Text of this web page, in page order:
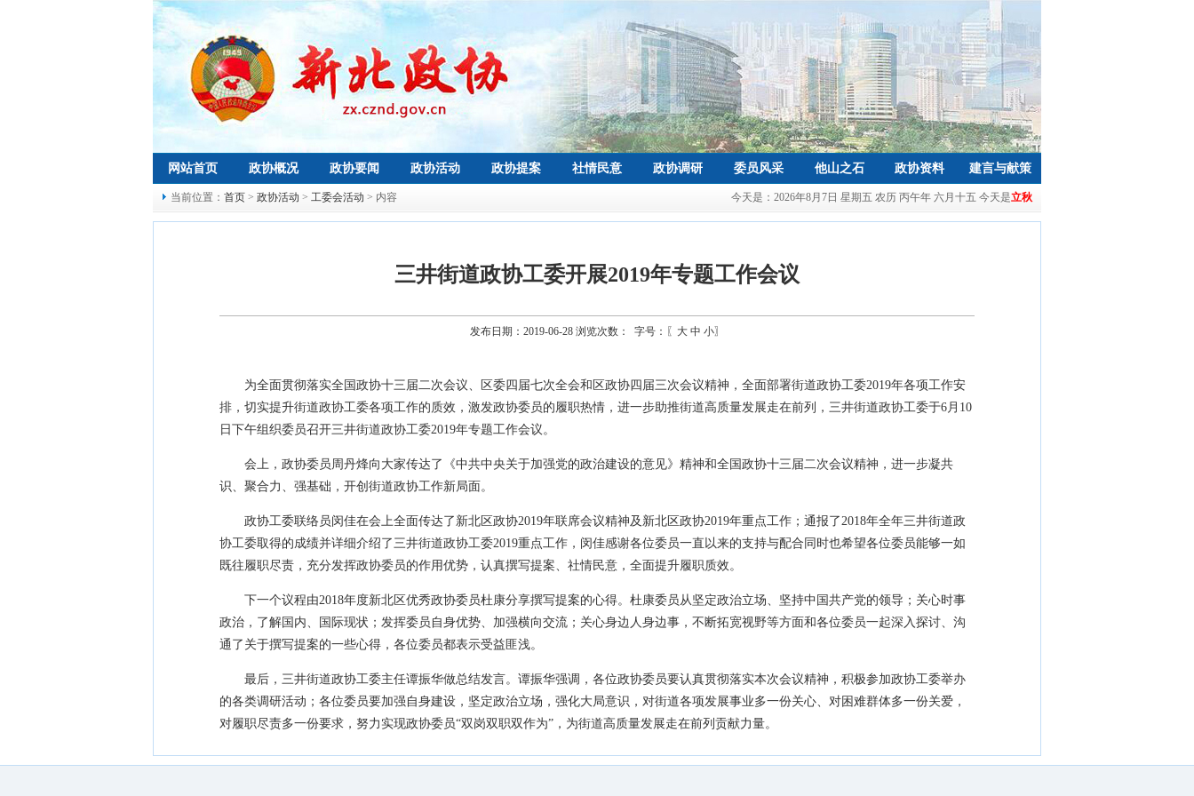
网站首页 政协概况 政协要闻 政协活动 政协提案 社情民意 政协调研 委员风采 他山之石 政协资料 建言与献策
当前位置： 首页 > 政协活动 > 工委会活动 > 内容 今天是： 2026年8月7日 星期五 农历 丙午年 六月十五 今天是立秋
三井街道政协工委开展2019年专题工作会议
发布日期：2019-06-28 浏览次数： 字号：〖 大 中 小〗
为全面贯彻落实全国政协十三届二次会议、区委四届七次全会和区政协四届三次会议精神，全面部署街道政协工委2019年各项工作安
排，切实提升街道政协工委各项工作的质效，激发政协委员的履职热情，进一步助推街道高质量发展走在前列，三井街道政协工委于6月10
日下午组织委员召开三井街道政协工委2019年专题工作会议。
会上，政协委员周丹烽向大家传达了《中共中央关于加强党的政治建设的意见》精神和全国政协十三届二次会议精神，进一步凝共
识、聚合力、强基础，开创街道政协工作新局面。
政协工委联络员闵佳在会上全面传达了新北区政协2019年联席会议精神及新北区政协2019年重点工作；通报了2018年全年三井街道政
协工委取得的成绩并详细介绍了三井街道政协工委2019重点工作，闵佳感谢各位委员一直以来的支持与配合同时也希望各位委员能够一如
既往履职尽责，充分发挥政协委员的作用优势，认真撰写提案、社情民意，全面提升履职质效。
下一个议程由2018年度新北区优秀政协委员杜康分享撰写提案的心得。杜康委员从坚定政治立场、坚持中国共产党的领导；关心时事
政治，了解国内、国际现状；发挥委员自身优势、加强横向交流；关心身边人身边事，不断拓宽视野等方面和各位委员一起深入探讨、沟
通了关于撰写提案的一些心得，各位委员都表示受益匪浅。
最后，三井街道政协工委主任谭振华做总结发言。谭振华强调，各位政协委员要认真贯彻落实本次会议精神，积极参加政协工委举办
的各类调研活动；各位委员要加强自身建设，坚定政治立场，强化大局意识，对街道各项发展事业多一份关心、对困难群体多一份关爱，
对履职尽责多一份要求，努力实现政协委员“双岗双职双作为”，为街道高质量发展走在前列贡献力量。